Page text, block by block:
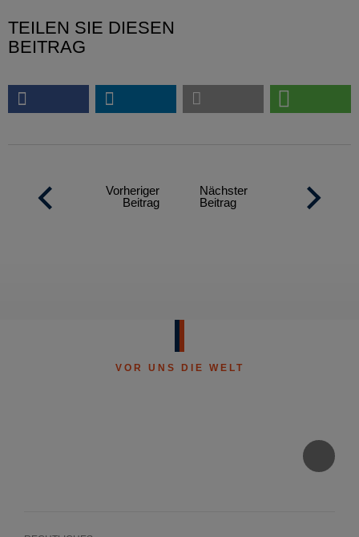
TEILEN SIE DIESEN
BEITRAG
Vorheriger
Beitrag
Nächster
Beitrag
VOR UNS DIE WELT